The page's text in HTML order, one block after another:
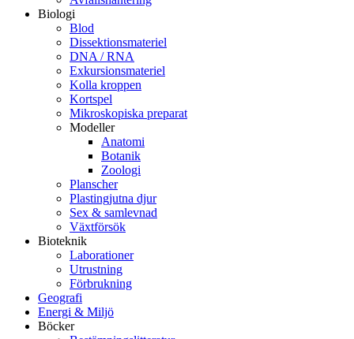
Biologi
Blod
Dissektionsmateriel
DNA / RNA
Exkursionsmateriel
Kolla kroppen
Kortspel
Mikroskopiska preparat
Modeller
Anatomi
Botanik
Zoologi
Planscher
Plastingjutna djur
Sex & samlevnad
Växtförsök
Bioteknik
Laborationer
Utrustning
Förbrukning
Geografi
Energi & Miljö
Böcker